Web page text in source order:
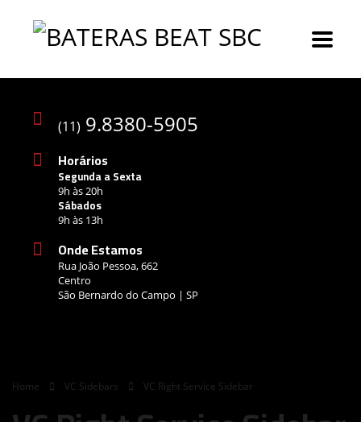
(11) 9.8380-5905
Horários
Segunda a Sexta
9h às 20h
Sábados
9h às 13h
Onde Estamos
Rua João Pessoa, 662
Centro
São Bernardo do Campo | SP
Home VC Sidebars VC Right Service Sidebar